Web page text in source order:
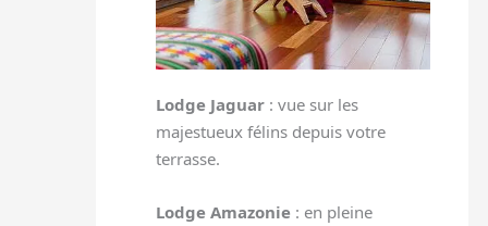
Lodge Jaguar : vue sur les
majestueux félins depuis votre
terrasse.
Lodge Amazonie : en pleine